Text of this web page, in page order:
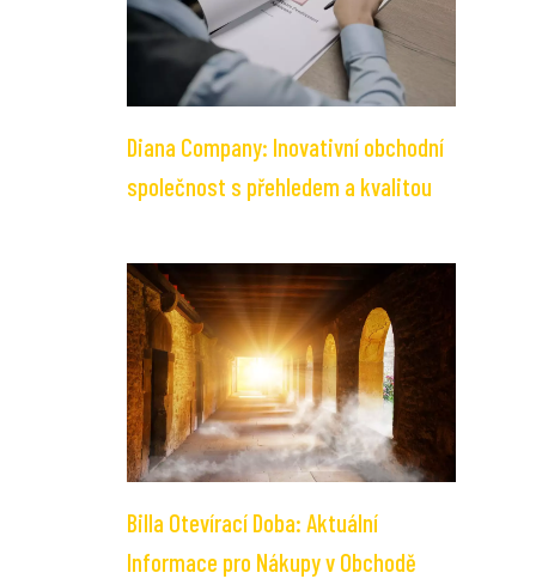
Diana Company: Inovativní obchodní
společnost s přehledem a kvalitou
Billa Otevírací Doba: Aktuální
Informace pro Nákupy v Obchodě